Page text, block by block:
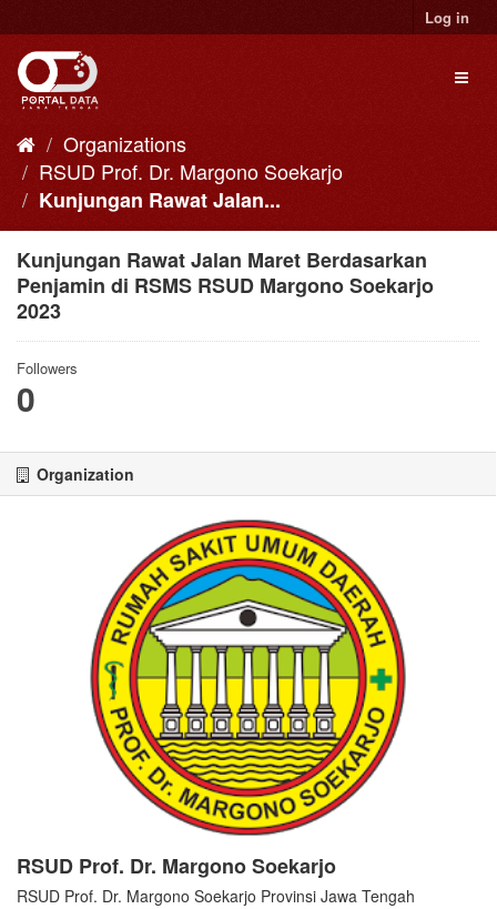
to
content
Log in
Organizations
RSUD Prof. Dr. Margono Soekarjo
Kunjungan Rawat Jalan...
Kunjungan Rawat Jalan Maret Berdasarkan
Penjamin di RSMS RSUD Margono Soekarjo
2023
Followers
0
Organization
RSUD Prof. Dr. Margono Soekarjo
RSUD Prof. Dr. Margono Soekarjo Provinsi Jawa Tengah